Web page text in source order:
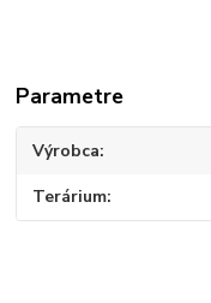
Parametre
Výrobca
Terárium